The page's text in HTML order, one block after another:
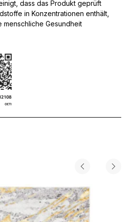
dass das Produkt geprüft
in Konzentrationen enthält,
Gesundheit